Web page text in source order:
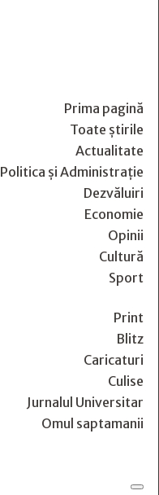
Prima pagină
Toate știrile
Actualitate
Politica și Administrație
Dezvăluiri
Economie
Opinii
Cultură
Sport
Print
Blitz
Caricaturi
Culise
Jurnalul Universitar
Omul saptamanii